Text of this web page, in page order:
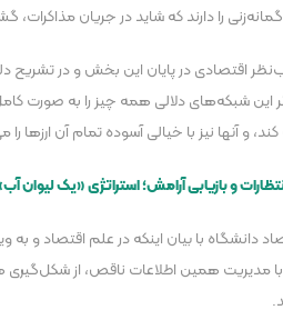
گمانه‌زنی را دارند که شاید در جریان
اقتصادی در پایان این بخش و در تشریح
کند، و آنها نیز با خیالی آسوده تمام آن
و بازیابی آرامش؛ استراتژی «یک لیوان
دانشگاه با بیان اینکه در علم اقتصاد و
مدیریت همین اطلاعات ناقص، از شکل‌گیری